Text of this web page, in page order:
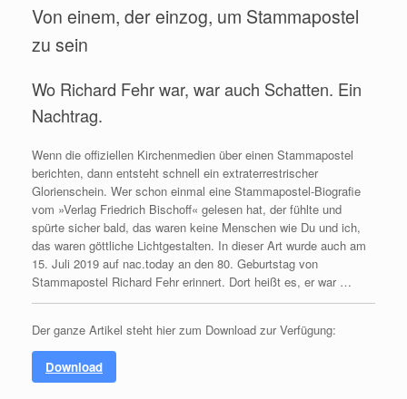
Von einem, der einzog, um Stammapostel
zu sein
Wo Richard Fehr war, war auch Schatten. Ein
Nachtrag.
Wenn die offiziellen Kirchenmedien über einen Stammapostel
berichten, dann entsteht schnell ein extraterrestrischer
Glorienschein. Wer schon einmal eine Stammapostel-Biografie
vom »Verlag Friedrich Bischoff« gelesen hat, der fühlte und
spürte sicher bald, das waren keine Menschen wie Du und ich,
das waren göttliche Lichtgestalten. In dieser Art wurde auch am
15. Juli 2019 auf nac.today an den 80. Geburtstag von
Stammapostel Richard Fehr erinnert. Dort heißt es, er war …
Der ganze Artikel steht hier zum Download zur Verfügung:
Download